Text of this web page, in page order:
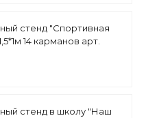
стенд "Спортивная
14 карманов арт.
стенд в школу "Наш